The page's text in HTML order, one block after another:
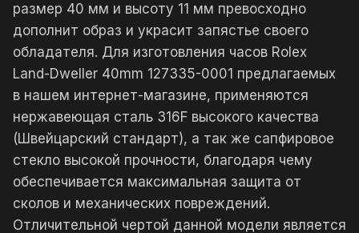
размер 40 мм и высоту 11 мм превосходно
дополнит образ и украсит запястье своего
обладателя. Для изготовления часов Rolex
Land-Dweller 40mm 127335-0001 предлагаемых
в нашем интернет-магазине, применяются
нержавеющая сталь 316F высокого качества
(Швейцарский стандарт), а так же сапфировое
стекло высокой прочности, благодаря чему
обеспечивается максимальная защита от
сколов и механических повреждений.
Отличительной чертой данной модели является